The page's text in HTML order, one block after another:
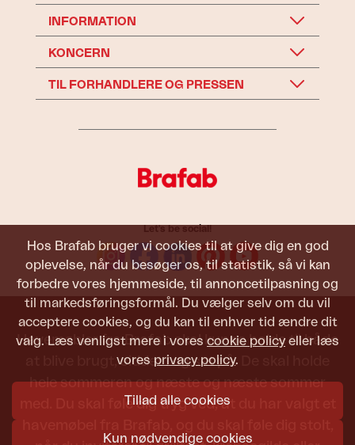
Hos Brafab bruger vi cookies til at give dig en god
oplevelse, når du besøger os, til statistik, så vi kan
forbedre vores hjemmeside, til annoncetilpasning og
til markedsføringsformål. Du vælger selv om du vil
acceptere cookies, og du kan til enhver tid ændre dit
valg. Læs venligst mere i vores cookie policy eller læs
vores privacy policy.
Tillad alle cookies
Kun nødvendige cookies
INFORMATION
KONCERN
TIL FORHANDLERE OG PRESSEN
Let's be social!
Havemøbler fra Brafab skal kunne holde til både
at blive brugt, siddet i og set på. De skal holde
hele sommeren og næste og næste sommer
med. Du skal føle dig tryg ved, at du har valgt et